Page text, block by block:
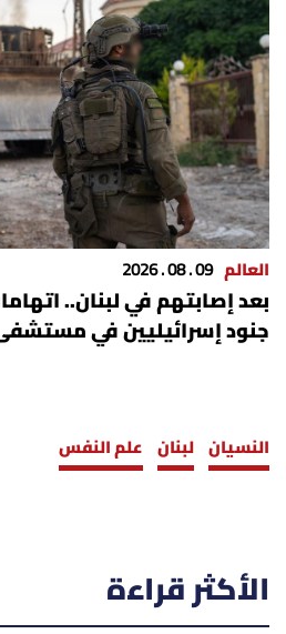
العالم 09 . 08 . 2026
جنود إسرائيليين في
النسيان لبنان علم النفس
الأكثر قراءة